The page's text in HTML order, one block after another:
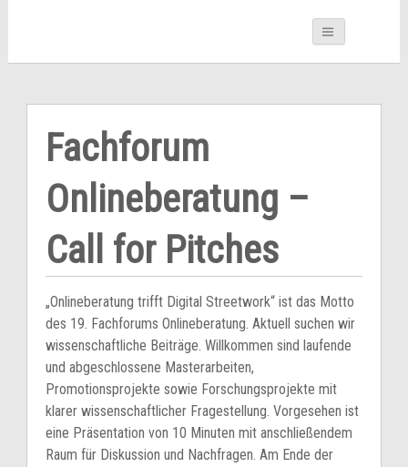
Fachforum
Onlineberatung –
Call for Pitches
„Onlineberatung trifft Digital Streetwork“ ist das Motto
des 19. Fachforums Onlineberatung. Aktuell suchen wir
wissenschaftliche Beiträge. Willkommen sind laufende
und abgeschlossene Masterarbeiten,
Promotionsprojekte sowie Forschungsprojekte mit
klarer wissenschaftlicher Fragestellung. Vorgesehen ist
eine Präsentation von 10 Minuten mit anschließendem
Raum für Diskussion und Nachfragen. Am Ende der